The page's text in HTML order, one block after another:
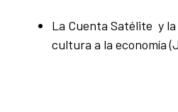
La Cuenta Satélite y
cultura a la economía